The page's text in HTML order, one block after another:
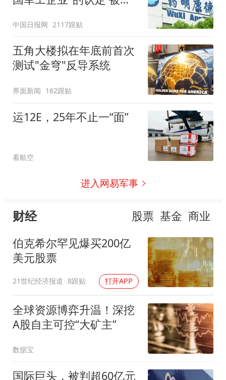
中国日报网 2117跟贴
五角大楼拟在年底前首次
测试"金穹"反导系统
界面新闻 162跟贴
运12E，25年不止一“面”
看航空
进入网易军事
财经 股票 基金 商业
伯克希尔罕见爆买200亿
美元股票
21世纪经济报道 8跟贴 打开APP
全球资源博弈升温！深挖
A股自主可控“大矿主”
数据宝
国际巨头，被判超60亿元